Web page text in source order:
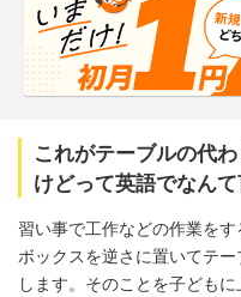
これがテーブルの代
けどって英語でなんて
習い事で工作などの作業を
ボックスを逆さに置いてテ
します。そのことを子ども